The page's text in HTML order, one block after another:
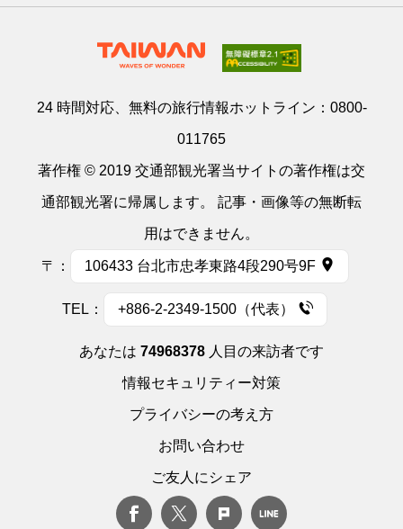
24 時間対応、無料の旅行情報ホットライン： 0800-
011765
著作権 © 2019 交通部観光署当サイトの著作権は交
通部観光署に帰属します。 記事・画像等の無断転
用はできません。
〒： 106433 台北市忠孝東路4段290号9F
TEL： +886-2-2349-1500（代表）
あなたは 74968378 人目の来訪者です
情報セキュリティー対策
プライバシーの考え方
お問い合わせ
ご友人にシェア